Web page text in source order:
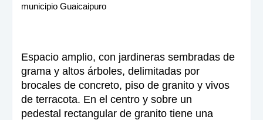
municipio Guaicaipuro
Espacio amplio, con jardineras sembradas de
grama y altos árboles, delimitadas por
brocales de concreto, piso de granito y vivos
de terracota. En el centro y sobre un
pedestal rectangular de granito tiene una